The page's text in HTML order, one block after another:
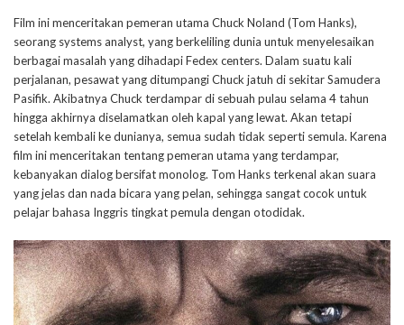
Film ini menceritakan pemeran utama Chuck Noland (Tom Hanks),
seorang systems analyst, yang berkeliling dunia untuk menyelesaikan
berbagai masalah yang dihadapi Fedex centers. Dalam suatu kali
perjalanan, pesawat yang ditumpangi Chuck jatuh di sekitar Samudera
Pasifik. Akibatnya Chuck terdampar di sebuah pulau selama 4 tahun
hingga akhirnya diselamatkan oleh kapal yang lewat. Akan tetapi
setelah kembali ke dunianya, semua sudah tidak seperti semula. Karena
film ini menceritakan tentang pemeran utama yang terdampar,
kebanyakan dialog bersifat monolog. Tom Hanks terkenal akan suara
yang jelas dan nada bicara yang pelan, sehingga sangat cocok untuk
pelajar bahasa Inggris tingkat pemula dengan otodidak.